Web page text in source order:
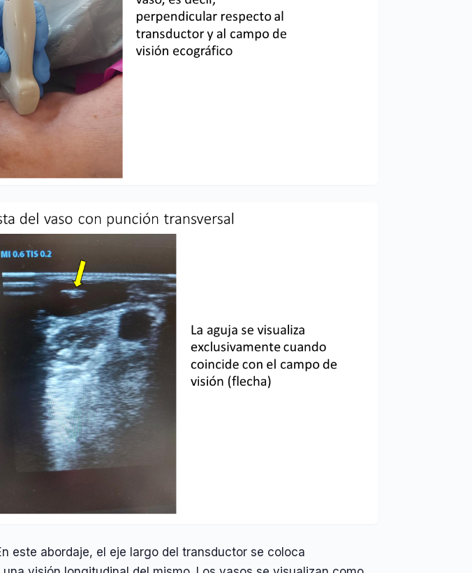
este abordaje, el eje largo del transductor se coloca